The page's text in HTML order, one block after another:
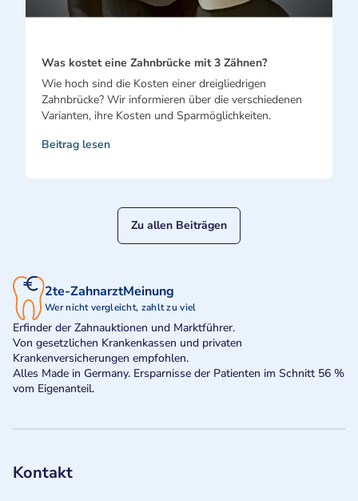
Was kostet eine Zahnbrücke mit 3 Zähnen?
Wie hoch sind die Kosten einer dreigliedrigen
Zahnbrücke? Wir informieren über die verschiedenen
Varianten, ihre Kosten und Sparmöglichkeiten.
Beitrag lesen
Zu allen Beiträgen
2te-ZahnarztMeinung
Wer nicht vergleicht, zahlt zu viel
Erfinder der Zahnauktionen und Marktführer.
Von gesetzlichen Krankenkassen und privaten
Krankenversicherungen empfohlen.
Alles Made in Germany. Ersparnisse der Patienten im Schnitt 56 %
vom Eigenanteil.
Kontakt